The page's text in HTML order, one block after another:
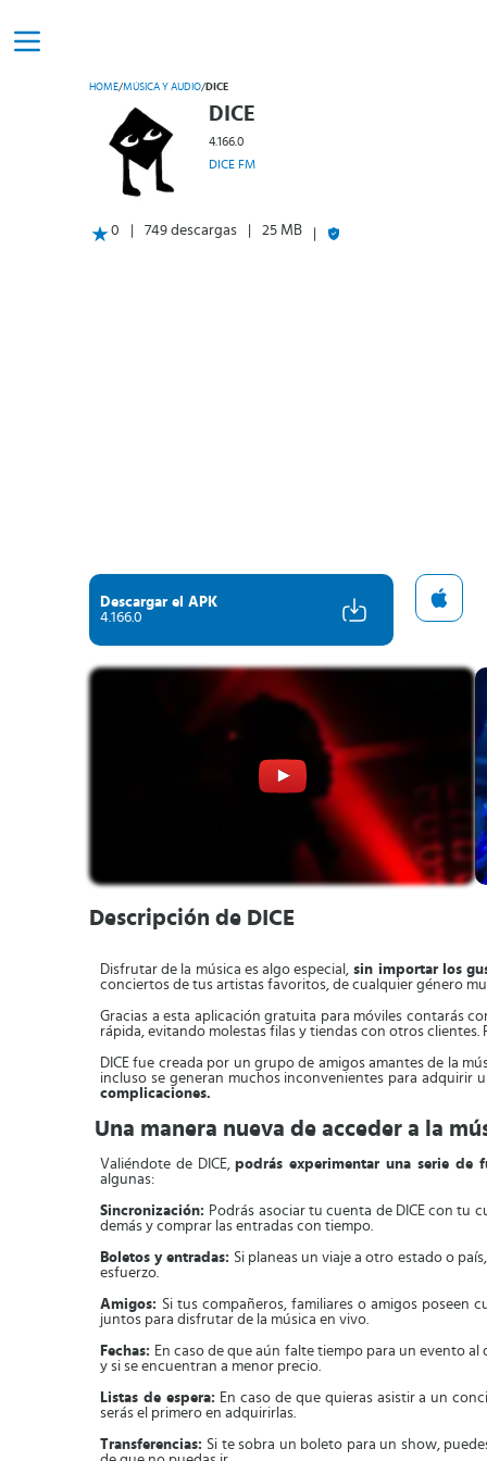
HOME/MÚSICA Y AUDIO/ DICE
DICE
4.166.0
DICE FM
0 749 descargas 25 MB
Descargar el APK
4.166.0
Descripción de DICE
Disfrutar de la música es algo especial, sin importar los
conciertos de tus artistas favoritos, de cualquier género
Gracias a esta aplicación gratuita para móviles contarás
rápida, evitando molestas filas y tiendas con otros clientes.
DICE fue creada por un grupo de amigos amantes de la
incluso se generan muchos inconvenientes para adquirir
complicaciones.
Una manera nueva de acceder a la
Valiéndote de DICE,podrás experimentar una serie de
algunas:
Sincronización: Podrás asociar tu cuenta de DICE con tu
demás y comprar las entradas con tiempo.
Boletos y entradas: Si planeas un viaje a otro estado o
esfuerzo.
Amigos: Si tus compañeros, familiares o amigos poseen
juntos para disfrutar de la música en vivo.
Fechas: En caso de que aún falte tiempo para un evento
y si se encuentran a menor precio.
Listas de espera: En caso de que quieras asistir a un
serás el primero en adquirirlas.
Transferencias: Si te sobra un boleto para un show,